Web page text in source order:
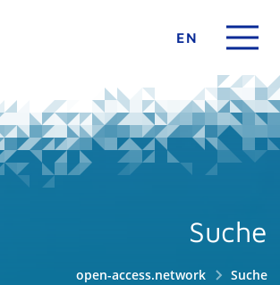
EN
Suche
open-access.network Suche